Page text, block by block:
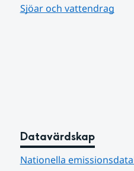
Sjöar och vattendrag
Datavärdskap
Nationella